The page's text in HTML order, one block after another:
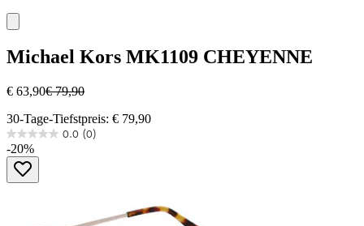
Michael Kors MK1109 CHEYENNE
€ 63,90€ 79,90
30-Tage-Tiefstpreis: € 79,90
0.0 (0)
0.0
von
Sternen.
-20%